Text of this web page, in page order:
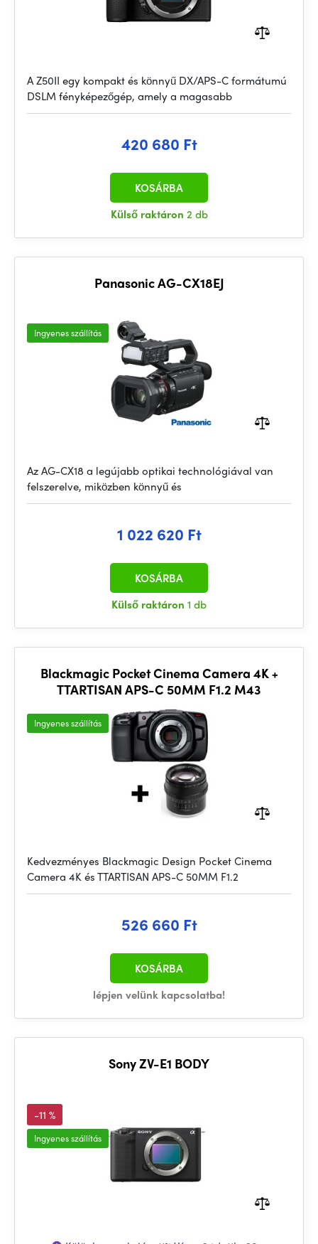
A Z50II egy kompakt és könnyű DX/APS-C formátumú
DSLM fényképezőgép, amely a magasabb
420 680 Ft
Külső raktáron 2 db
KOSÁRBA
Panasonic AG-CX18EJ
Ingyenes szállítás
Az AG-CX18 a legújabb optikai technológiával van
felszerelve, miközben könnyű és
1 022 620 Ft
Külső raktáron 1 db
KOSÁRBA
Blackmagic Pocket Cinema Camera 4K +
TTARTISAN APS-C 50MM F1.2 M43
Ingyenes szállítás
Kedvezményes Blackmagic Design Pocket Cinema
Camera 4K és TTARTISAN APS-C 50MM F1.2
526 660 Ft
lépjen velünk kapcsolatba!
KOSÁRBA
Sony ZV-E1 BODY
-11 %
Ingyenes szállítás